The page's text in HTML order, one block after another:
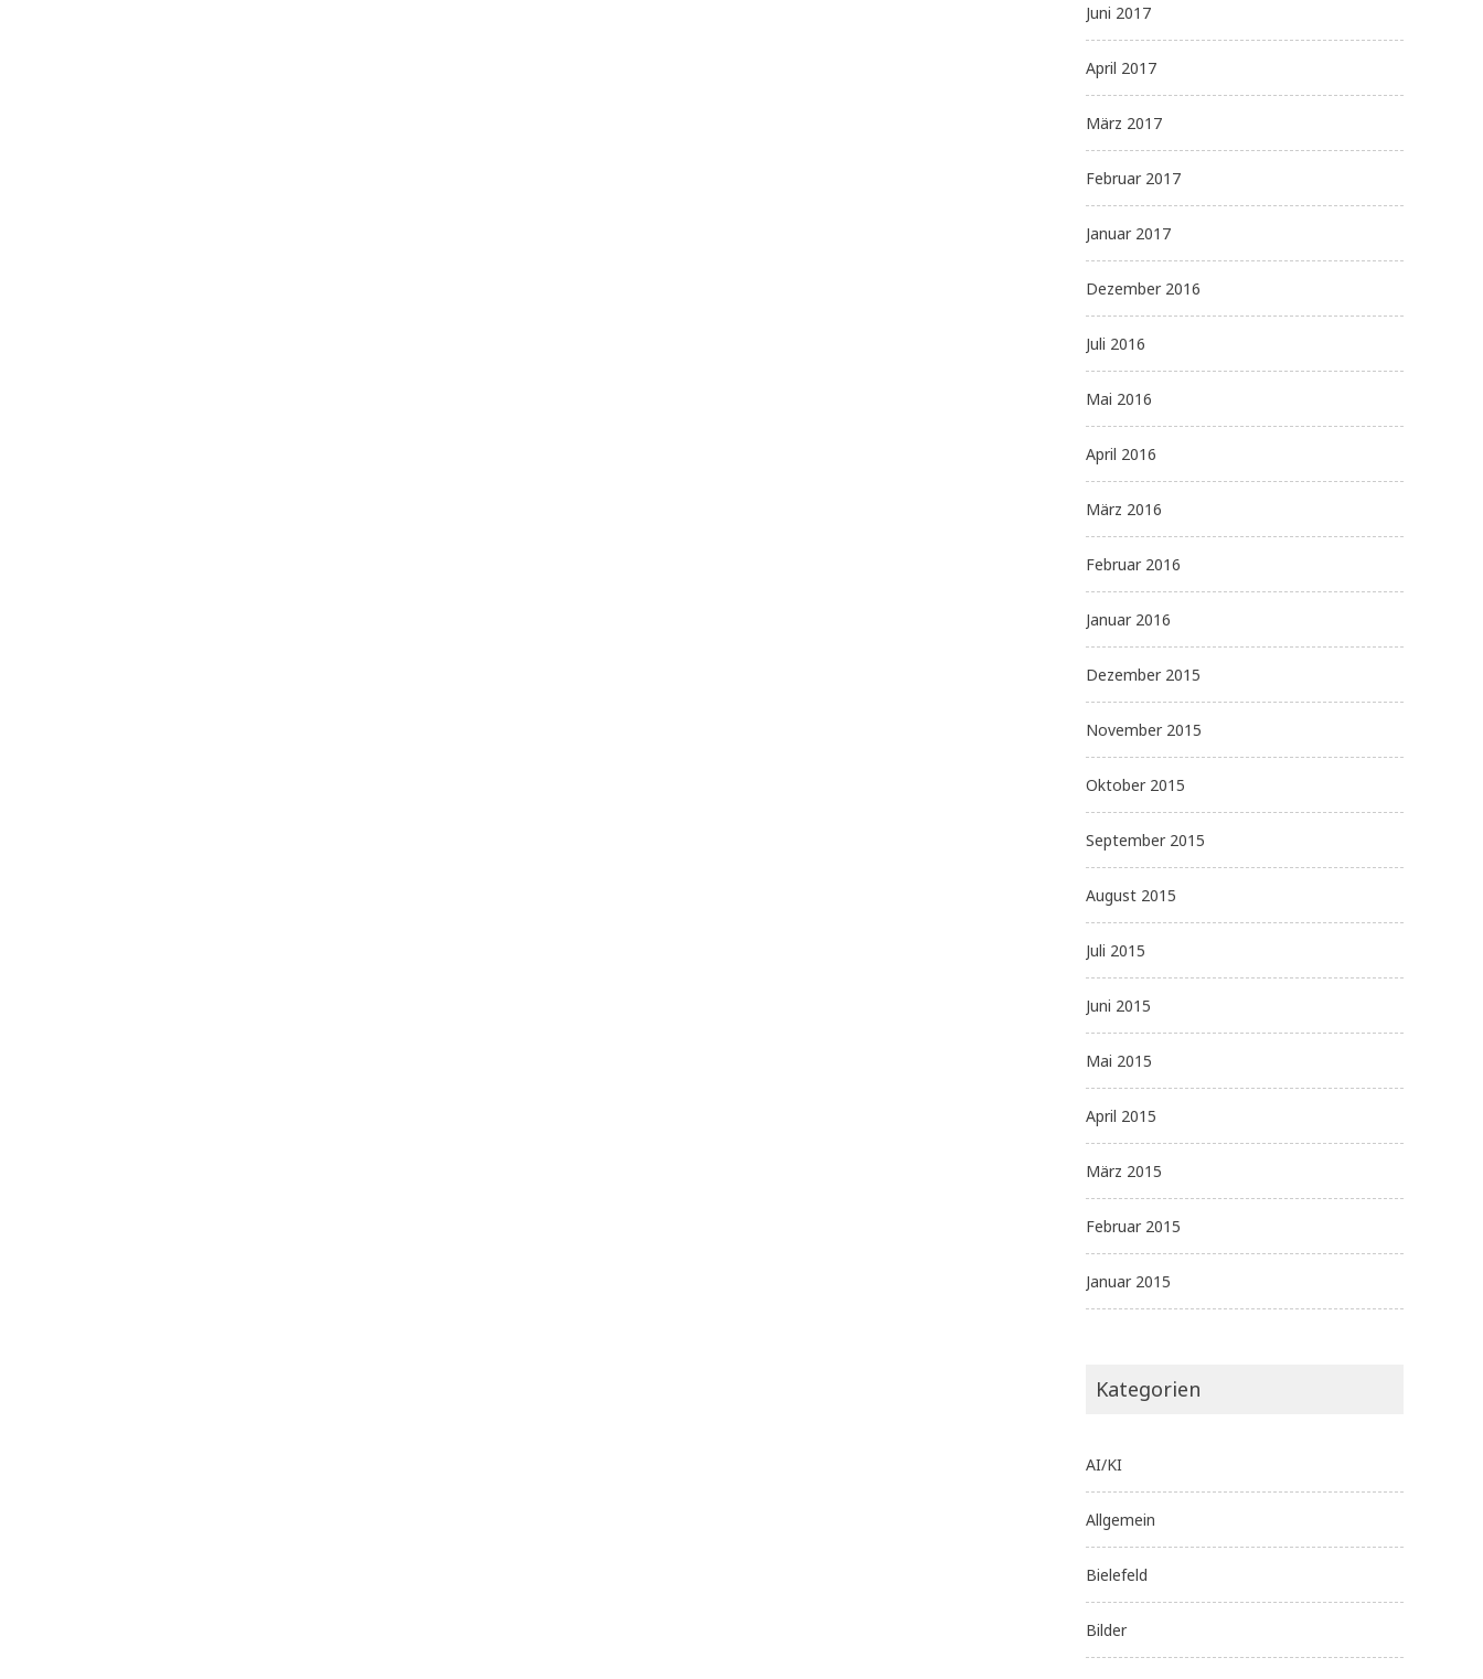
Juni 2017
April 2017
März 2017
Februar 2017
Januar 2017
Dezember 2016
Juli 2016
Mai 2016
April 2016
März 2016
Februar 2016
Januar 2016
Dezember 2015
November 2015
Oktober 2015
September 2015
August 2015
Juli 2015
Juni 2015
Mai 2015
April 2015
März 2015
Februar 2015
Januar 2015
Kategorien
AI/KI
Allgemein
Bielefeld
Bilder